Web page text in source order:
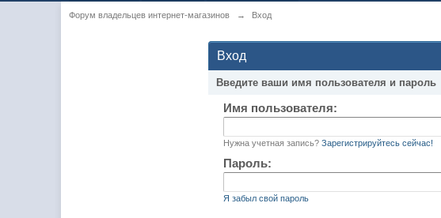
Форум владельцев интернет-магазинов → Вход
Вход
Введите ваши имя пользователя и пароль
Имя пользователя:
Нужна учетная запись? Зарегистрируйтесь сейчас!
Пароль:
Я забыл свой пароль